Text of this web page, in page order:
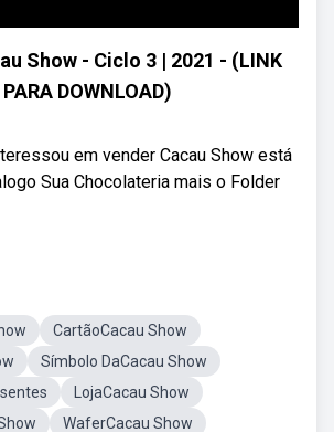
Show - Ciclo 3 | 2021 - (LINK
PARA DOWNLOAD)
em vender Cacau Show está
Sua Chocolateria mais o Folder
CartãoCacau Show
Símbolo DaCacau Show
LojaCacau Show
WaferCacau Show